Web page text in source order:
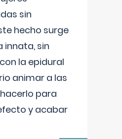
sin
hecho surge
innata, sin
la epidural
animar a las
para
y acabar